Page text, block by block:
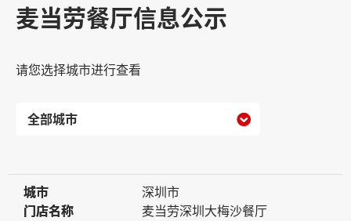
麦当劳餐厅信息公示
请您选择城市进行查看

城市
城市
深圳市
门店名称
门店名称
麦当劳深圳大梅沙餐厅